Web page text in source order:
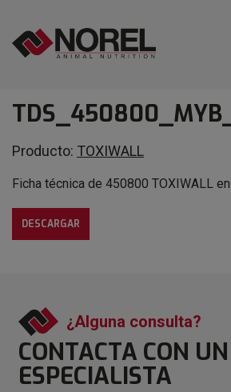
Producto: TOXIWALL
Ficha técnica de 450800 TOXIWALL
DESCARGAR
¿Alguna consulta?
CONTACTA CON UN
ESPECIALISTA